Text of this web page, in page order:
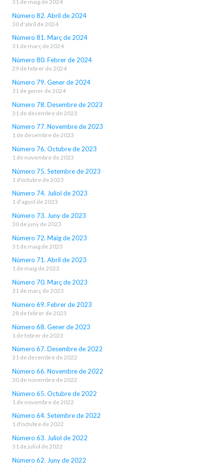
31 de maig de 2024
Número 82. Abril de 2024
30 d'abril de 2024
Número 81. Març de 2024
31 de març de 2024
Número 80. Febrer de 2024
29 de febrer de 2024
Número 79. Gener de 2024
31 de gener de 2024
Número 78. Desembre de 2023
31 de desembre de 2023
Número 77. Novembre de 2023
1 de desembre de 2023
Número 76. Octubre de 2023
1 de novembre de 2023
Número 75. Setembre de 2023
1 d'octubre de 2023
Número 74. Juliol de 2023
1 d'agost de 2023
Número 73. Juny de 2023
30 de juny de 2023
Número 72. Maig de 2023
31 de maig de 2023
Número 71. Abril de 2023
1 de maig de 2023
Número 70. Març de 2023
31 de març de 2023
Número 69. Febrer de 2023
28 de febrer de 2023
Número 68. Gener de 2023
1 de febrer de 2023
Número 67. Desembre de 2022
31 de desembre de 2022
Número 66. Novembre de 2022
30 de novembre de 2022
Número 65. Octubre de 2022
1 de novembre de 2022
Número 64. Setembre de 2022
1 d'octubre de 2022
Número 63. Juliol de 2022
31 de juliol de 2022
Número 62. Juny de 2022